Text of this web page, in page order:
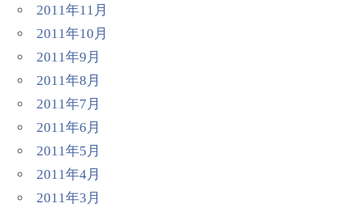
2011年11月
2011年10月
2011年9月
2011年8月
2011年7月
2011年6月
2011年5月
2011年4月
2011年3月